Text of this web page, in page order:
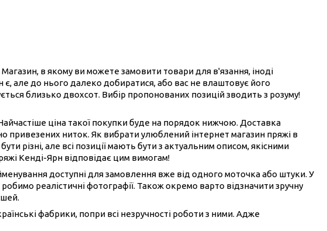
в якому ви можете замовити товари для в'язання, іноді
але до нього далеко добиратися, або вас не влаштовує його
близько двохсот. Вибір пропонованих позицій зводить з розуму!
ціна такої покупки буде на порядок нижчою. Доставка
ниток. Як вибрати улюблений інтернет магазин пряжі в
різні, але всі позиції мають бути з актуальним описом, якісними
Кенді-Ярн відповідає цим вимогам!
доступні для замовлення вже від одного моточка або штуки. У
реалістичні фотографії. Також окремо варто відзначити зручну
фабрики, попри всі незручності роботи з ними. Адже